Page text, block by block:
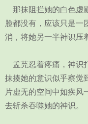
那抹阻拦她的白色虚
脸都没有，应该只是一
消，将她另一半神识压
孟芫忍着疼痛，神识
抹揍她的意识似乎察觉
片虚无的空间中如疾风
去斩杀吞噬她的神识。